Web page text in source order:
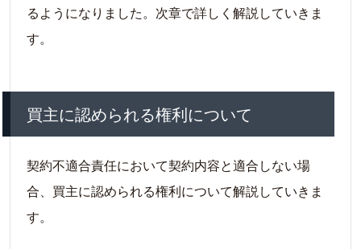
るようになりました。次章で詳しく解説していきま
す。
買主に認められる権利について
契約不適合責任において契約内容と適合しない場
合、買主に認められる権利について解説していきま
す。